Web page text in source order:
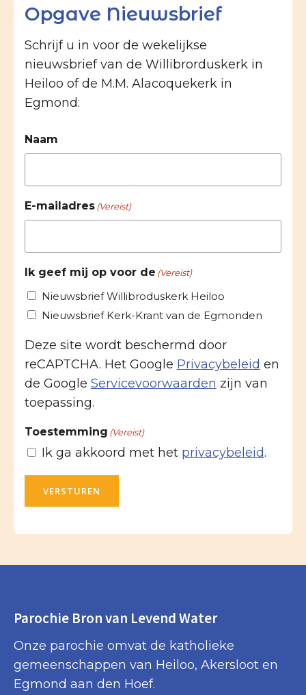
Opgave Nieuwsbrief
Schrijf u in voor de wekelijkse
nieuwsbrief van de Willibrorduskerk in
Heiloo of de M.M. Alacoquekerk in
Egmond:
Naam
E-mailadres (Vereist)
Ik geef mij op voor de (Vereist)
Nieuwsbrief Willibroduskerk Heiloo
Nieuwsbrief Kerk-Krant van de Egmonden
Deze site wordt beschermd door
reCAPTCHA. Het Google Privacybeleid en
de Google Servicevoorwaarden zijn van
toepassing.
Toestemming (Vereist)
Ik ga akkoord met het privacybeleid.
VERSTUREN
Parochie Bron van Levend Water
Onze parochie omvat de katholieke
gemeenschappen van Heiloo, Akersloot en
Egmond aan den Hoef.